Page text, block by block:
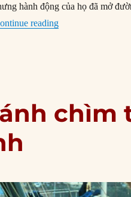
hành động của họ đã mở
reading“15/09/1971: Tổ
chìm